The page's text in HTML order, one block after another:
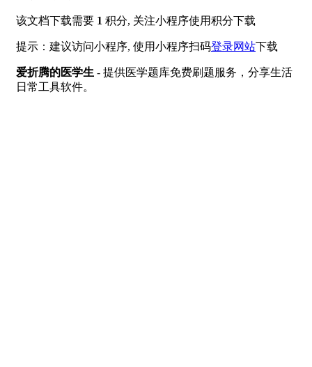
该文档下载需要 1 积分, 关注小程序使用积分下载
提示：建议访问小程序, 使用小程序扫码登录网站下载
爱折腾的医学生 - 提供医学题库免费刷题服务，分享生活
日常工具软件。